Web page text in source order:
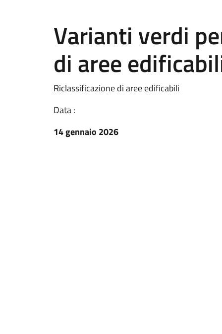
Varianti verdi
di aree
Riclassificazione di aree edificabili
Data :
14 gennaio 2026